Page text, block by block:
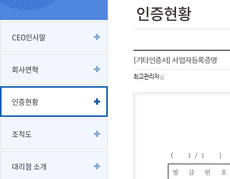
CEO인사말
회사연혁
인증현황
조직도
대리점 소개
인증현황
[기타인증서] 사업자등록증명
최고관리자님